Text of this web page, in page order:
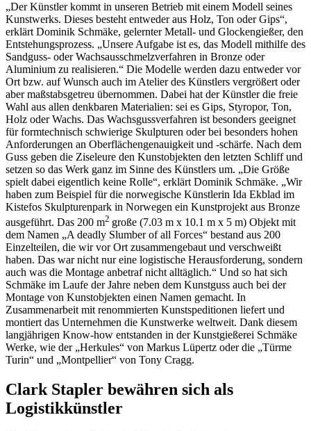
„Der Künstler kommt in unseren Betrieb mit einem Modell seines
Kunstwerks. Dieses besteht entweder aus Holz, Ton oder Gips“,
erklärt Dominik Schmäke, gelernter Metall- und Glockengießer, den
Entstehungsprozess. „Unsere Aufgabe ist es, das Modell mithilfe des
Sandguss- oder Wachsausschmelzverfahren in Bronze oder
Aluminium zu realisieren.“ Die Modelle werden dazu entweder vor
Ort bzw. auf Wunsch auch im Atelier des Künstlers vergrößert oder
aber maßstabsgetreu übernommen. Dabei hat der Künstler die freie
Wahl aus allen denkbaren Materialien: sei es Gips, Styropor, Ton,
Holz oder Wachs. Das Wachsgussverfahren ist besonders geeignet
für formtechnisch schwierige Skulpturen oder bei besonders hohen
Anforderungen an Oberflächengenauigkeit und -schärfe. Nach dem
Guss geben die Ziseleure den Kunstobjekten den letzten Schliff und
setzen so das Werk ganz im Sinne des Künstlers um. „Die Größe
spielt dabei eigentlich keine Rolle“, erklärt Dominik Schmäke. „Wir
haben zum Beispiel für die norwegische Künstlerin Ida Ekblad im
Kistefos Skulpturenpark in Norwegen ein Kunstprojekt aus Bronze
ausgeführt. Das 200 m2 große (7.03 m x 10.1 m x 5 m) Objekt mit
dem Namen „A deadly Slumber of all Forces“ bestand aus 200
Einzelteilen, die wir vor Ort zusammengebaut und verschweißt
haben. Das war nicht nur eine logistische Herausforderung, sondern
auch was die Montage anbetraf nicht alltäglich.“ Und so hat sich
Schmäke im Laufe der Jahre neben dem Kunstguss auch bei der
Montage von Kunstobjekten einen Namen gemacht. In
Zusammenarbeit mit renommierten Kunstspeditionen liefert und
montiert das Unternehmen die Kunstwerke weltweit. Dank diesem
langjährigen Know-how entstanden in der Kunstgießerei Schmäke
Werke, wie der „Herkules“ von Markus Lüpertz oder die „Türme
Turin“ und „Montpellier“ von Tony Cragg.
Clark Stapler bewähren sich als
Logistikkünstler